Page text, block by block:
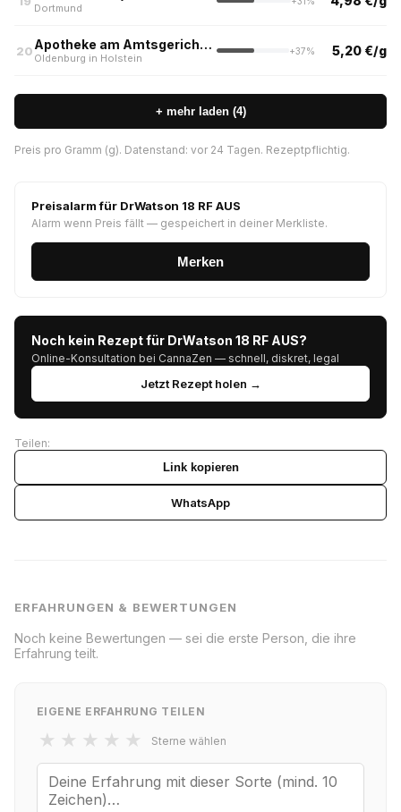
Dortmund
20 Apotheke am Amtsgericht (aktuell nur Abholung)
Oldenburg in Holstein
+37% 5,20 €/g
+ mehr laden (4)
Preis pro Gramm (g). Datenstand: vor 24 Tagen. Rezeptpflichtig.
Preisalarm für DrWatson 18 RF AUS
Alarm wenn Preis fällt — gespeichert in deiner Merkliste.
Merken
Noch kein Rezept für DrWatson 18 RF AUS?
Online-Konsultation bei CannaZen — schnell, diskret, legal
Jetzt Rezept holen →
Teilen:
Link kopieren
WhatsApp
ERFAHRUNGEN & BEWERTUNGEN
Noch keine Bewertungen — sei die erste Person, die ihre
Erfahrung teilt.
EIGENE ERFAHRUNG TEILEN
★ ★ ★ ★ ★ Sterne wählen